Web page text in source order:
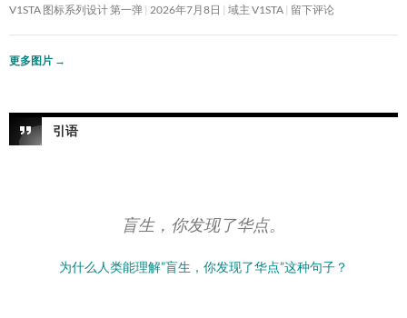
V1STA 图标系列设计 第一弹 2026年7月8日 域主 V1STA 留下评论
更多图片 →
引语
盲生，你发现了华点。
为什么人类能理解”盲生，你发现了华点”这种句子？